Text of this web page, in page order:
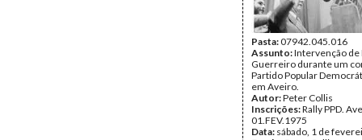
Pasta:07942.045.016
Assunto:Intervenção de
Guerreiro durante um
Partido Popular
em Aveiro.
Autor:Peter Collis
Inscrições:Rally PPD.
01.FEV.1975
Data: sábado, 1 de